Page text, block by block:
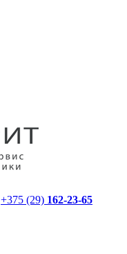
+375 (29) 162-23-65